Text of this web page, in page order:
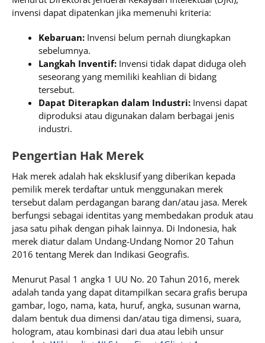
invensi dapat dipatenkan jika memenuhi kriteria:
Kebaruan: Invensi belum pernah diungkapkan
sebelumnya.
Langkah Inventif: Invensi tidak dapat diduga oleh
seseorang yang memiliki keahlian di bidang
tersebut.
Dapat Diterapkan dalam Industri: Invensi dapat
diproduksi atau digunakan dalam berbagai jenis
industri.
Pengertian Hak Merek
Hak merek adalah hak eksklusif yang diberikan kepada
pemilik merek terdaftar untuk menggunakan merek
tersebut dalam perdagangan barang dan/atau jasa. Merek
berfungsi sebagai identitas yang membedakan produk atau
jasa satu pihak dengan pihak lainnya. Di Indonesia, hak
merek diatur dalam Undang-Undang Nomor 20 Tahun
2016 tentang Merek dan Indikasi Geografis.
Menurut Pasal 1 angka 1 UU No. 20 Tahun 2016, merek
adalah tanda yang dapat ditampilkan secara grafis berupa
gambar, logo, nama, kata, huruf, angka, susunan warna,
dalam bentuk dua dimensi dan/atau tiga dimensi, suara,
hologram, atau kombinasi dari dua atau lebih unsur